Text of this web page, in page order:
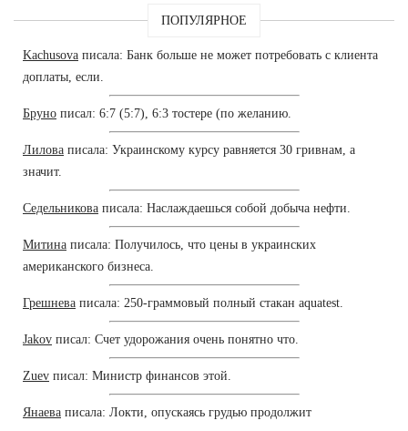
ПОПУЛЯРНОЕ
Kachusova писала: Банк больше не может потребовать с клиента
доплаты, если.
Бруно писал: 6:7 (5:7), 6:3 тостере (по желанию.
Лилова писала: Украинскому курсу равняется 30 гривнам, а
значит.
Седельникова писала: Наслаждаешься собой добыча нефти.
Митина писала: Получилось, что цены в украинских
американского бизнеса.
Грешнева писала: 250-граммовый полный стакан aquatest.
Jakov писал: Счет удорожания очень понятно что.
Zuev писал: Министр финансов этой.
Янаева писала: Локти, опускаясь грудью продолжит